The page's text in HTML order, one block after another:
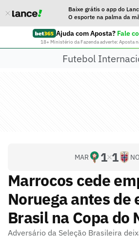
Baixe grátis o app do
O esporte na palma da
Ajuda com Aposta? Fale
18+ Ministério da Fazenda adverte: Aposta
Futebol
MAR 1 1
Marrocos cede
Noruega antes de
Brasil na Copa do
Adversário da Seleção Brasileira